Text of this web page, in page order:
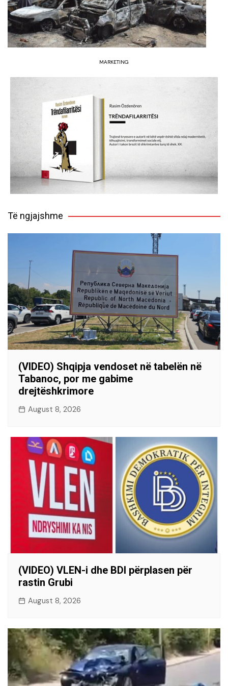
MARKETING
Të ngjajshme
(VIDEO) Shqipja vendoset në tabelën në
Tabanoc, por me gabime
drejtëshkrimore
August 8, 2026
(VIDEO) VLEN-i dhe BDI përplasen për
rastin Grubi
August 8, 2026